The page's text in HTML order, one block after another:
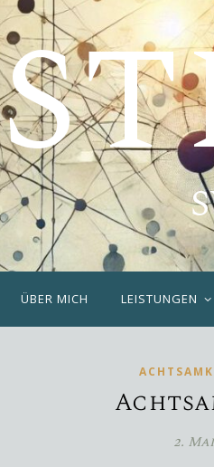
ÜBER MICH LEISTUNGEN
2.